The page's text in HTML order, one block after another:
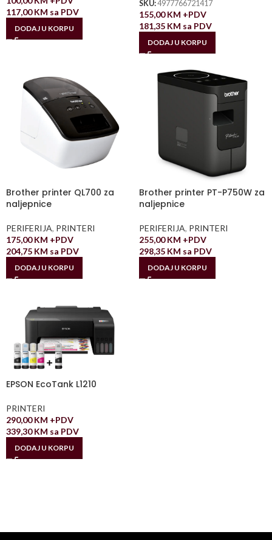
117,00KM sa PDV
DODAJ U KORPU
SKU:4977766721417
155,00KM +PDV
181,35 KM sa PDV
DODAJ U KORPU
Brother printer QL700 za
naljepnice
PERIFERIJA, PRINTERI
175,00KM +PDV
204,75 KM sa PDV
DODAJ U KORPU
Brother printer PT-P750W za
naljepnice
PERIFERIJA, PRINTERI
255,00KM +PDV
298,35 KM sa PDV
DODAJ U KORPU
EPSON EcoTank L1210
PRINTERI
290,00KM +PDV
339,30KM sa PDV
DODAJ U KORPU